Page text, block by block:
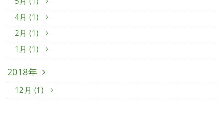
4月 (1)
2月 (1)
1月 (1)
2018年
12月 (1)